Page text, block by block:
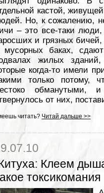
кастой,
Но, к сожалению,
– это все-таки
и грязных
мусорных баках,
жилых
когда-то имели
только потому,
обманутыми,
от них,
читать? Читай дальше >>
:Клеем
токсикомания